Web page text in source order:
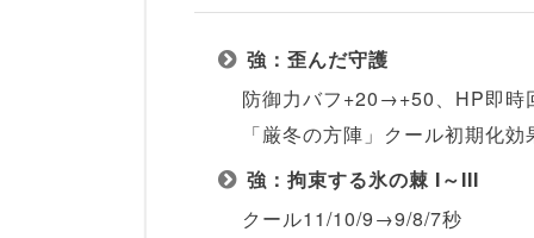
強：歪んだ守護
防御力バフ+20→+50、HP即
「厳冬の方陣」クール初期化効
強：拘束する氷の棘 I～III
クール11/10/9→9/8/7秒